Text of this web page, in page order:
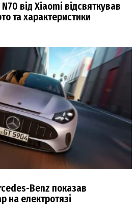
від Xiaomi відсвяткував
та характеристики
Benz показав
на електротязі